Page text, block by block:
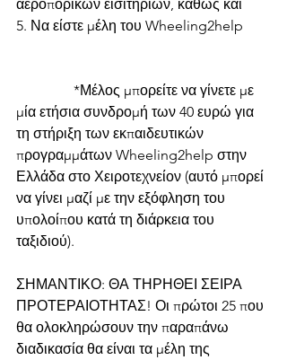
αεροπορικών εισιτηρίων, καθώς και
5. Να είστε μέλη του Wheeling2help
                *Μέλος μπορείτε να γίνετε με
μία ετήσια συνδρομή των 40 ευρώ για
τη στήριξη των εκπαιδευτικών
προγραμμάτων Wheeling2help στην
Ελλάδα στο Χειροτεχνείον (αυτό μπορεί
να γίνει μαζί με την εξόφληση του
υπολοίπου κατά τη διάρκεια του
ταξιδιού).
ΣΗΜΑΝΤΙΚΟ: ΘΑ ΤΗΡΗΘΕΙ ΣΕΙΡΑ
ΠΡΟΤΕΡΑΙΟΤΗΤΑΣ! Οι πρώτοι 25 που
θα ολοκληρώσουν την παραπάνω
διαδικασία θα είναι τα μέλη της